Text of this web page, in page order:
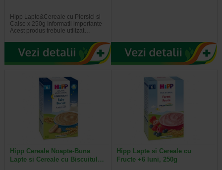
Hipp Lapte&Cereale cu Piersici si
Caise x 250g Informatii importante
Acest produs trebuie utilizat…
Hipp Cereale Noapte-Buna
Lapte si Cereale cu Biscuitul…
Hipp Lapte si Cereale cu
Fructe +6 luni, 250g